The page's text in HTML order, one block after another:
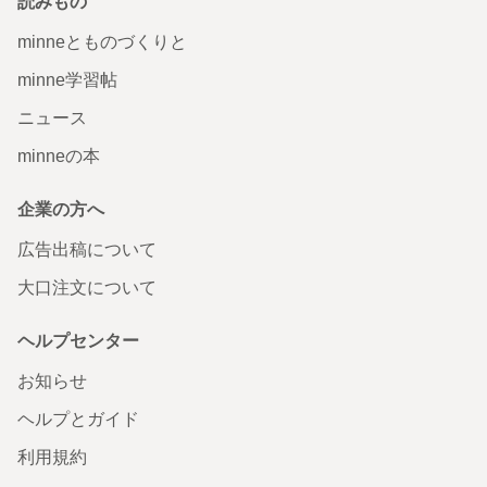
minneとものづくりと
minne学習帖
ニュース
minneの本
企業の方へ
広告出稿について
大口注文について
ヘルプセンター
お知らせ
ヘルプとガイド
利用規約